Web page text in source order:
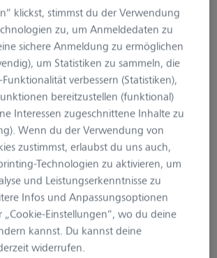
5
SC-060-012
zzgl. Versandkosten
Lieferzeit: 1-3 Tage
klickst, stimmst du der Verwendung
zu, um Anmeldedaten zu
sichere Anmeldung zu ermöglichen
um Statistiken zu sammeln, die
verbessern (Statistiken),
bereitzustellen (funktional)
Interessen zugeschnittene Inhalte zu
Wenn du der Verwendung von
zustimmst, erlaubst du uns auch,
Technologien zu aktivieren, um
und Leistungserkenntnisse zu
Infos und Anpassungsoptionen
Einstellungen“, wo du deine
kannst. Du kannst deine
widerrufen.